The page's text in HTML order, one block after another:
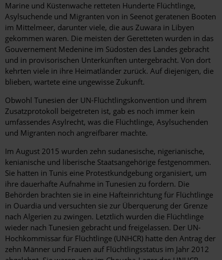
Marine und Küstenwache retteten Hunderte Flüchtlinge,
Asylsuchende und Migranten von in Seenot geratenen Booten
im Mittelmeer, darunter viele, die aus Zuwara in Libyen
gekommen waren. Die meisten der Geretteten wurden in das
Gouvernement Medenine im Südosten des Landes gebracht
und in provisorischen Unterkünften untergebracht. Von dort
kehrten viele in ihre Heimatländer zurück. Auf diejenigen, die
blieben, wartete eine ungewisse Zukunft.
Obwohl Tunesien der UN-Flüchtlingskonvention und ihrem
Zusatzprotokoll beigetreten ist, gab es noch immer kein
umfassendes Asylrecht, was die Flüchtlinge, Asylsuchenden
und Migranten noch angreifbarer machte.
Im August 2015 wurden zehn sudanesische, nigerianische,
kenianische und liberische Staatsangehörige festgenommen.
Sie hatten in Tunis eine Protestkundgebung organisiert, um
ihre dauerhafte Aufnahme in Tunesien zu fordern. Die
Behörden brachten sie in eine Hafteinrichtung für Flüchtlinge
in Ouardia und versuchten sie zur Überquerung der Grenze
nach Algerien zu zwingen. Letztlich wurden die Flüchtlinge
wieder nach Tunesien gebracht und freigelassen. Der UN-
Hochkommissar für Flüchtlinge (UNHCR) hatte den Antrag der
zehn Männer und Frauen auf Flüchtlingsstatus im Jahr 2012